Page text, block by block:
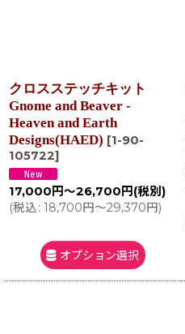
クロスステッチキット
Gnome and Beaver -
Heaven and Earth
Designs(HAED) [1-90-
105722]
17,000 円～26,700 円 (税別)
(税込: 18,700円～29,370円)
オプション選択